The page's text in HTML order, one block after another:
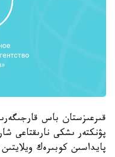
قىرعىزستان باس
پۋنكتەر ىشكى نارىقتاعى
پايداسىن كوبىرەك